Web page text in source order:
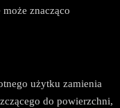
znacząco
użytku zamienia
do powierzchni,